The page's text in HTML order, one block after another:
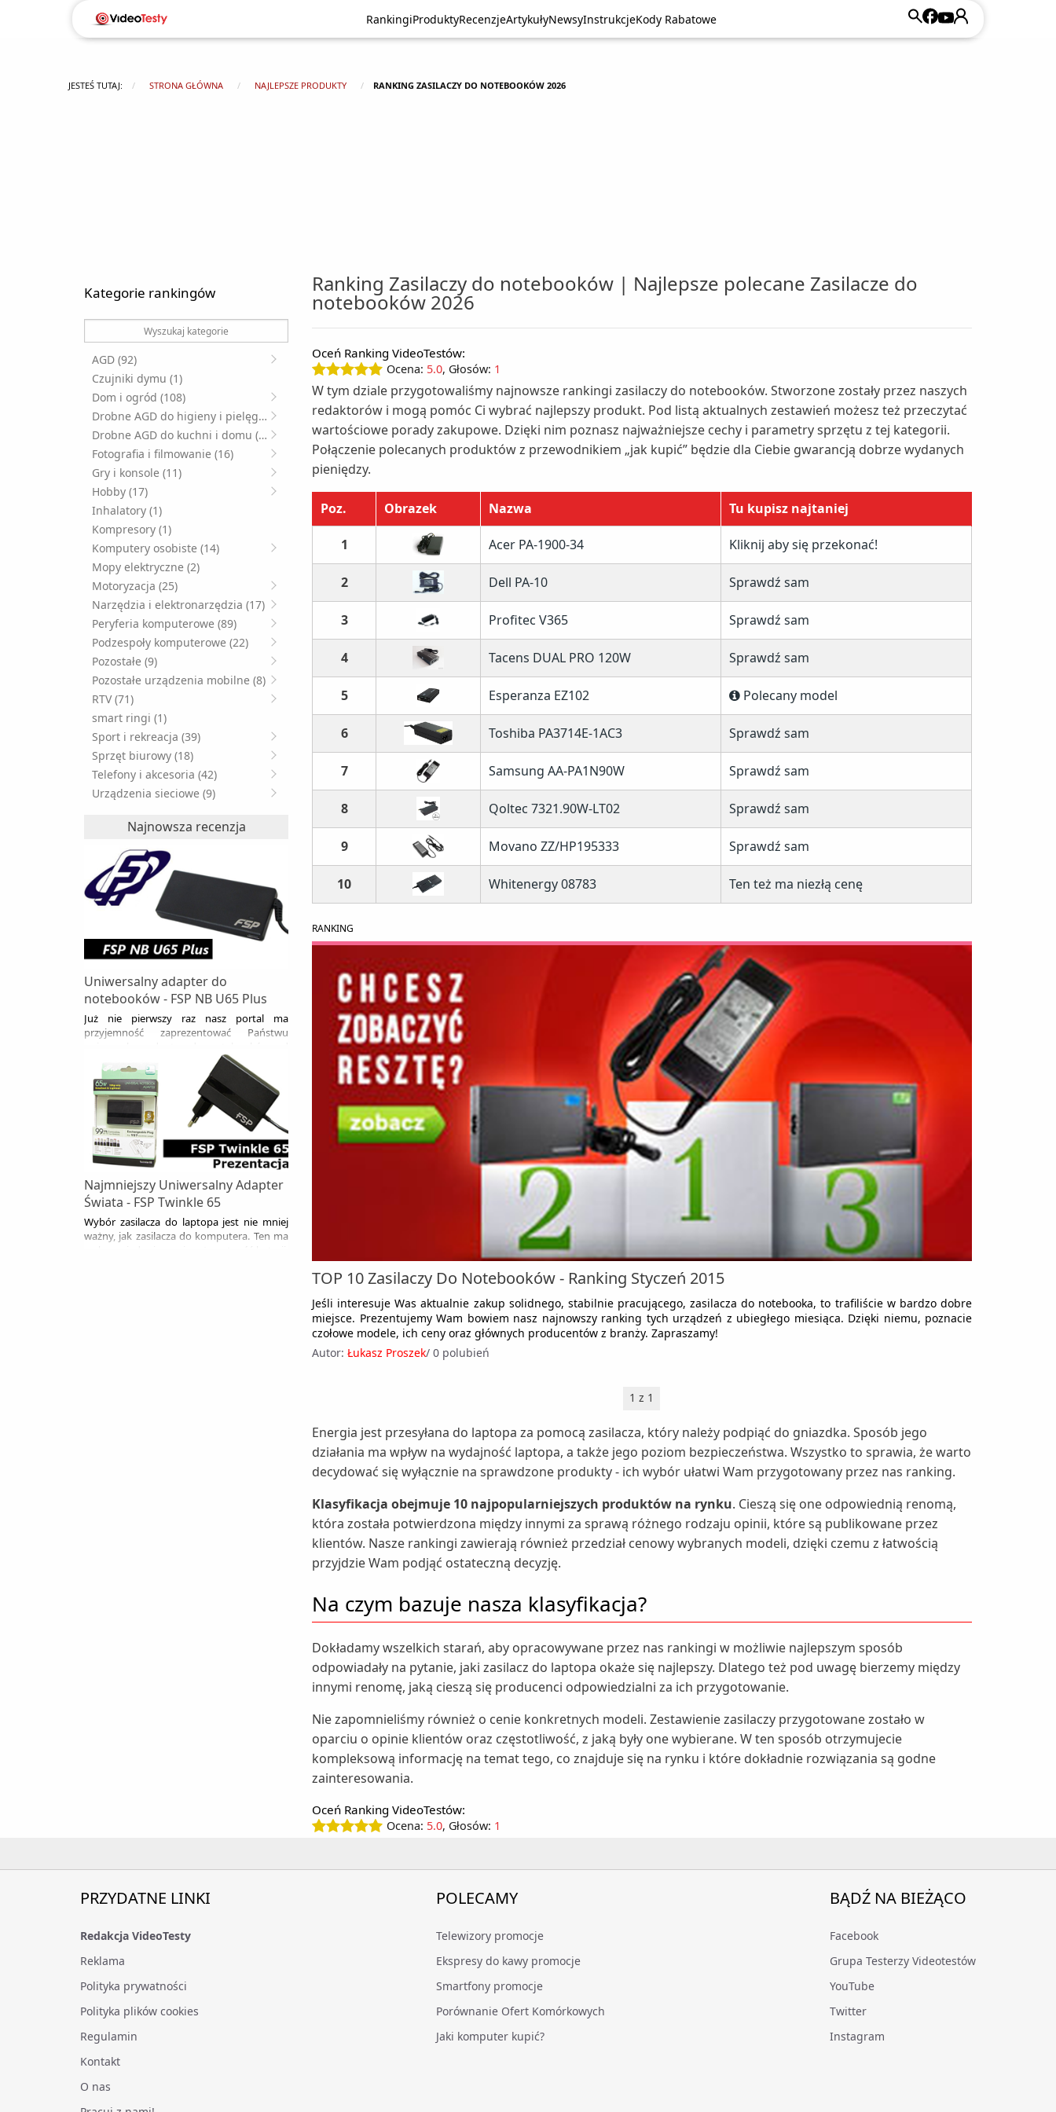
RankingiProduktyRecenzjeArtykułyNewsyInstrukcjeKody Rabatowe
RankingiProduktyRecenzjeArtykułyNewsyInstrukcjeKody Rabatowe
JESTEŚ TUTAJ: STRONA GŁÓWNA NAJLEPSZE PRODUKTY RANKING ZASILACZY DO NOTEBOOKÓW 2026
Kategorie rankingów
AGD (92)
Czujniki dymu (1)
Dom i ogród (108)
Drobne AGD do higieny i pielęgnacji (49)
Drobne AGD do kuchni i domu (125)
Fotografia i filmowanie (16)
Gry i konsole (11)
Hobby (17)
Inhalatory (1)
Kompresory (1)
Komputery osobiste (14)
Mopy elektryczne (2)
Motoryzacja (25)
Narzędzia i elektronarzędzia (17)
Peryferia komputerowe (89)
Podzespoły komputerowe (22)
Pozostałe (9)
Pozostałe urządzenia mobilne (8)
RTV (71)
smart ringi (1)
Sport i rekreacja (39)
Sprzęt biurowy (18)
Telefony i akcesoria (42)
Urządzenia sieciowe (9)
Najnowsza recenzja
Uniwersalny adapter do
notebooków - FSP NB U65 Plus
Już nie pierwszy raz nasz portal ma
przyjemność zaprezentować Państwu
FSP. Tym razem jest to model NB U65 Plus,
którego cechą wyróżniającą jest bardzo
wysoka sprawność urządzenia oraz
obecność portu USB, umożliwiającego
ładowanie np. telefonów komórkowych.
Najmniejszy Uniwersalny Adapter
Świata - FSP Twinkle 65
Wybór zasilacza do laptopa jest nie mniej
ważny, jak zasilacza do komputera. Ten ma
Ranking Zasilaczy do notebooków | Najlepsze polecane Zasilacze do
notebooków 2026
Oceń Ranking VideoTestów:
Ocena: 5.0, Głosów: 1
W tym dziale przygotowaliśmy najnowsze rankingi zasilaczy do notebooków. Stworzone zostały przez naszych
redaktorów i mogą pomóc Ci wybrać najlepszy produkt. Pod listą aktualnych zestawień możesz też przeczytać
wartościowe porady zakupowe. Dzięki nim poznasz najważniejsze cechy i parametry sprzętu z tej kategorii.
Połączenie polecanych produktów z przewodnikiem „jak kupić” będzie dla Ciebie gwarancją dobrze wydanych
pieniędzy.
Poz. Obrazek Nazwa Tu kupisz najtaniej
1 Acer PA-1900-34 Kliknij aby się przekonać!
2 Dell PA-10 Sprawdź sam
3 Profitec V365 Sprawdź sam
4 Tacens DUAL PRO 120W Sprawdź sam
5 Esperanza EZ102 Polecany model
6 Toshiba PA3714E-1AC3 Sprawdź sam
7 Samsung AA-PA1N90W Sprawdź sam
8 Qoltec 7321.90W-LT02 Sprawdź sam
9 Movano ZZ/HP195333 Sprawdź sam
10 Whitenergy 08783 Ten też ma niezłą cenę
RANKING
TOP 10 Zasilaczy Do Notebooków - Ranking Styczeń 2015
Jeśli interesuje Was aktualnie zakup solidnego, stabilnie pracującego, zasilacza do notebooka, to trafiliście w bardzo dobre
miejsce. Prezentujemy Wam bowiem nasz najnowszy ranking tych urządzeń z ubiegłego miesiąca. Dzięki niemu, poznacie
czołowe modele, ich ceny oraz głównych producentów z branży. Zapraszamy!
Autor: Łukasz Proszek/ 0 polubień
1 z 1
Energia jest przesyłana do laptopa za pomocą zasilacza, który należy podpiąć do gniazdka. Sposób jego
działania ma wpływ na wydajność laptopa, a także jego poziom bezpieczeństwa. Wszystko to sprawia, że warto
decydować się wyłącznie na sprawdzone produkty - ich wybór ułatwi Wam przygotowany przez nas ranking.
Klasyfikacja obejmuje 10 najpopularniejszych produktów na rynku. Cieszą się one odpowiednią renomą,
która została potwierdzona między innymi za sprawą różnego rodzaju opinii, które są publikowane przez
klientów. Nasze rankingi zawierają również przedział cenowy wybranych modeli, dzięki czemu z łatwością
przyjdzie Wam podjąć ostateczną decyzję.
Na czym bazuje nasza klasyfikacja?
Dokładamy wszelkich starań, aby opracowywane przez nas rankingi w możliwie najlepszym sposób
odpowiadały na pytanie, jaki zasilacz do laptopa okaże się najlepszy. Dlatego też pod uwagę bierzemy między
innymi renomę, jaką cieszą się producenci odpowiedzialni za ich przygotowanie.
Nie zapomnieliśmy również o cenie konkretnych modeli. Zestawienie zasilaczy przygotowane zostało w
oparciu o opinie klientów oraz częstotliwość, z jaką były one wybierane. W ten sposób otrzymujecie
kompleksową informację na temat tego, co znajduje się na rynku i które dokładnie rozwiązania są godne
zainteresowania.
Oceń Ranking VideoTestów:
Ocena: 5.0, Głosów: 1
PRZYDATNE LINKI
Redakcja VideoTesty
Reklama
Polityka prywatności
Polityka plików cookies
Regulamin
Kontakt
O nas
POLECAMY
Telewizory promocje
Ekspresy do kawy promocje
Smartfony promocje
Porównanie Ofert Komórkowych
Jaki komputer kupić?
BĄDŹ NA BIEŻĄCO
Facebook
Grupa Testerzy Videotestów
YouTube
Twitter
Instagram